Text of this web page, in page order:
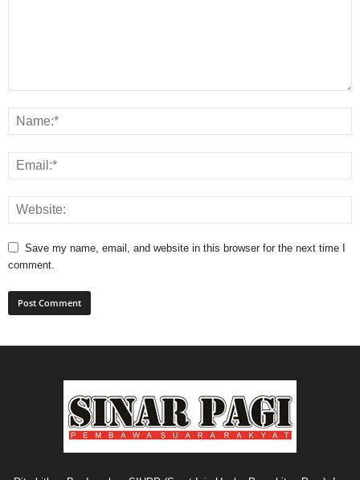
Save my name, email, and website in this browser for the next time I
comment.